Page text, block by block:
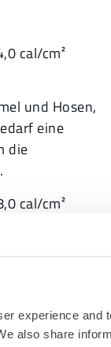
experience and
also share
cal/cm²
und Hosen,
eine
die
cal/cm²
und
und
Jacke oder
cal/cm²